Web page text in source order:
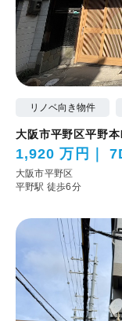
リノベ向き物件
大阪市平野区平野
1,920 万円
大阪市平野区
平野駅 徒歩6分